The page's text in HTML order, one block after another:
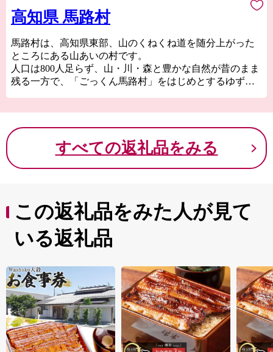
高知県 馬路村
馬路村は、高知県東部、山のくねくね道を随分上がった
ところにある山あいの村です。
人口は800人足らず、山・川・森と豊かな自然が昔のまま
残る一方で、「ごっくん馬路村」をはじめとするゆず製
設、「おしどりマラソン」や「ゆずはじまる祭」などの
イベントを目当てに、村外からの観光客がたくさん訪れ
る村でもあります。
馬路村は、人口減少で疲弊する田舎ではなく、田舎なら
すべての返礼品をみる
この返礼品をみた人が見て
いる返礼品